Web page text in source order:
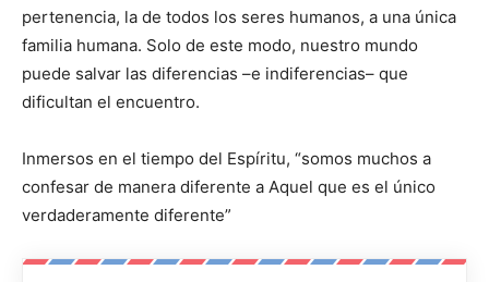
pertenencia, la de todos los seres humanos, a una única
familia humana. Solo de este modo, nuestro mundo
puede salvar las diferencias –e indiferencias– que
dificultan el encuentro.
Inmersos en el tiempo del Espíritu, “somos muchos a
confesar de manera diferente a Aquel que es el único
verdaderamente diferente”